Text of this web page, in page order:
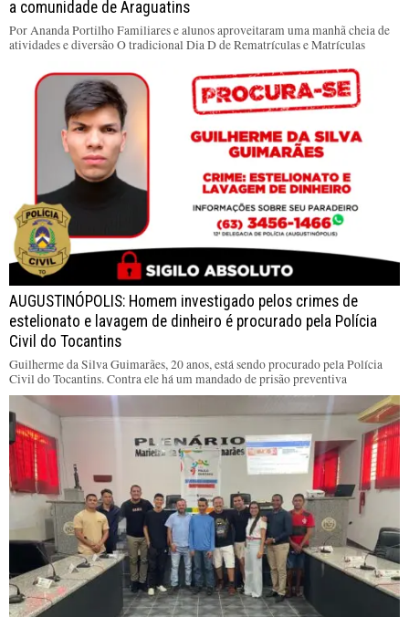
a comunidade de Araguatins
Por Ananda Portilho Familiares e alunos aproveitaram uma manhã cheia de
atividades e diversão O tradicional Dia D de Rematrículas e Matrículas
AUGUSTINÓPOLIS: Homem investigado pelos crimes de
estelionato e lavagem de dinheiro é procurado pela Polícia
Civil do Tocantins
Guilherme da Silva Guimarães, 20 anos, está sendo procurado pela Polícia
Civil do Tocantins. Contra ele há um mandado de prisão preventiva